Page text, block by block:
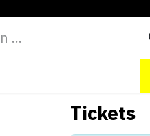
Tickets